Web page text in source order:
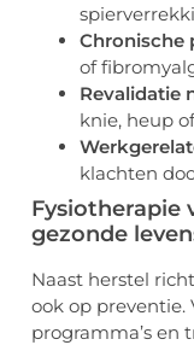
Chronische
of
Revalidatie
knie, heup
klachten
Fysiotherapie
gezonde
Naast herstel
ook op preventie.
programma’s en